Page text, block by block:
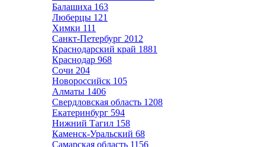
Балашиха 163
Люберцы 121
Химки 111
Санкт-Петербург 2012
Краснодарский край 1881
Краснодар 968
Сочи 204
Новороссийск 105
Алматы 1406
Свердловская область 1208
Екатеринбург 594
Нижний Тагил 158
Каменск-Уральский 68
Самарская область 1156